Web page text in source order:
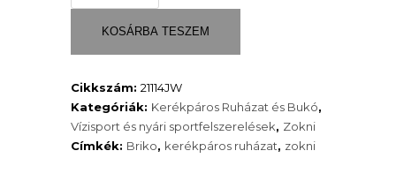
kerékpáros
zokniKOSÁRBA TESZEM
Cikkszám: 21114JW
Kategóriák: Kerékpáros Ruházat és Bukó,
Vízisport és nyári sportfelszerelések, Zokni
Címkék: Briko, kerékpáros ruházat, zokni